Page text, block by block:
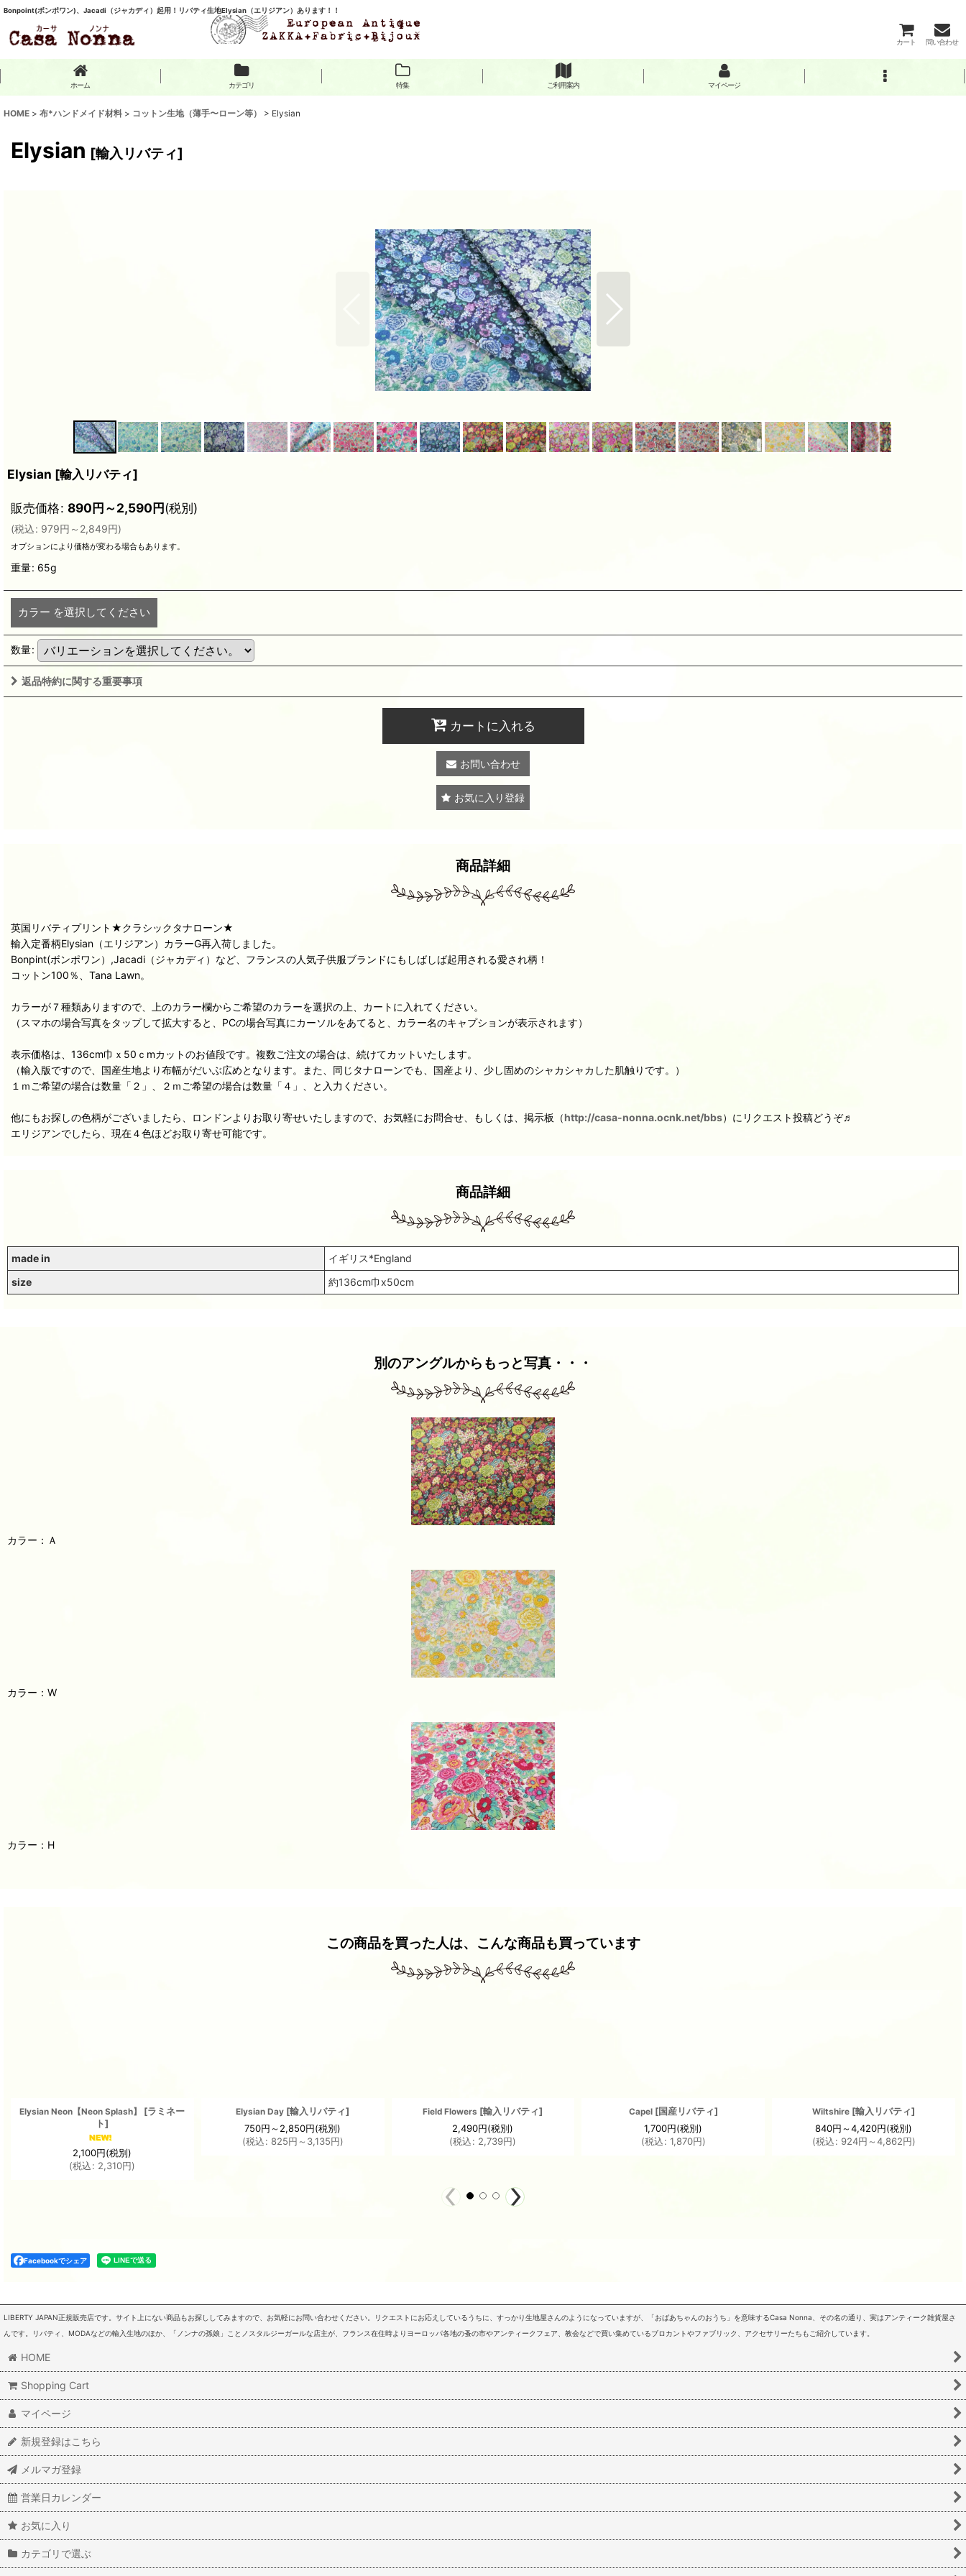
Bonpoint(ボンポワン)、Jacadi（ジャカディ）起用！リバティ生地Elysian（エリジアン）あります！！
カート 問い合わせ
ホーム カテゴリ 特集 ご利用案内 マイページ
HOME > 布*ハンドメイド材料 > コットン生地（薄手〜ローン等） > Elysian
Elysian [輸入リバティ]
Elysian [輸入リバティ]
販売価格: 890円～2,590円(税別)
(税込: 979円 ～2,849円)
オプションにより価格が変わる場合もあります。
重量: 65g
カラー を選択してください
数量:
返品特約に関する重要事項
カートに入れる
お問い合わせ
お気に入り登録
商品詳細
英国リバティプリント★クラシックタナローン★
輸入定番柄Elysian（エリジアン）カラーG再入荷しました。
Bonpint(ボンポワン）,Jacadi（ジャカディ）など、フランスの人気子供服ブランドにもしばしば起用される愛され柄！
コットン100％、Tana Lawn。
カラーが７種類ありますので、上のカラー欄からご希望のカラーを選択の上、カートに入れてください。
（スマホの場合写真をタップして拡大すると、PCの場合写真にカーソルをあてると、カラー名のキャプションが表示されます）
表示価格は、136cm巾ｘ50ｃmカットのお値段です。複数ご注文の場合は、続けてカットいたします。
（輸入版ですので、国産生地より布幅がだいぶ広めとなります。また、同じタナローンでも、国産より、少し固めのシャカシャカした肌触りです。）
１ｍご希望の場合は数量「２」、２ｍご希望の場合は数量「４」、と入力ください。
他にもお探しの色柄がございましたら、ロンドンよりお取り寄せいたしますので、お気軽にお問合せ、もしくは、掲示板（http://casa-nonna.ocnk.net/bbs）にリクエスト投稿どうぞ♬
エリジアンでしたら、現在４色ほどお取り寄せ可能です。
商品詳細
made in
イギリス*England
size
約136cm巾x50cm
別のアングルからもっと写真・・・
カラー：Ａ
カラー：W
カラー：H
この商品を買った人は、こんな商品も買っています
Elysian Neon【Neon Splash】 [ラミネー
ト]
2,100円(税別)
(税込: 2,310円)
Elysian Day [輸入リバティ]
750円～2,850円(税別)
(税込: 825円 ～3,135円)
Field Flowers [輸入リバティ]
2,490円(税別)
(税込: 2,739円)
Capel [国産リバティ]
1,700円(税別)
(税込: 1,870円)
Wiltshire [輸入リバティ]
840円～4,420円(税別)
(税込: 924円 ～4,862円)
Facebookでシェア
LIBERTY JAPAN正規販売店です。サイト上にない商品もお探ししてみますので、お気軽にお問い合わせください。リクエストにお応えしているうちに、すっかり生地屋さんのようになっていますが、「おばあちゃんのおうち」を意味するCasa Nonna、その名の通り、実はアンティーク雑貨屋さ
んです。リバティ、MODAなどの輸入生地のほか、「ノンナの孫娘」ことノスタルジーガールな店主が、フランス在住時よりヨーロッパ各地の蚤の市やアンティークフェア、教会などで買い集めているブロカントやファブリック、アクセサリーたちもご紹介しています。
HOME
Shopping Cart
マイページ
新規登録はこちら
メルマガ登録
営業日カレンダー
お気に入り
カテゴリで選ぶ